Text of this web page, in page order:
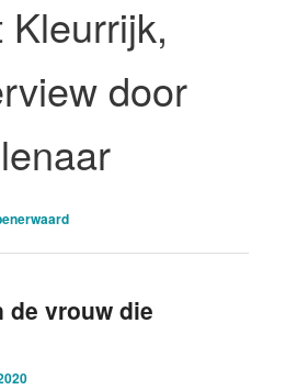
Kleurrijk,
door
de vrouw die